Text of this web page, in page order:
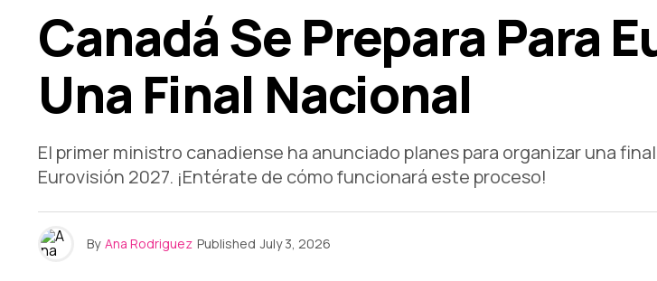
Canadá Se Prepara Para
Una Final Nacional
El primer ministro canadiense ha anunciado planes para organizar una
Eurovisión 2027. ¡Entérate de cómo funcionará este proceso!
By Ana Rodriguez Published July 3, 2026